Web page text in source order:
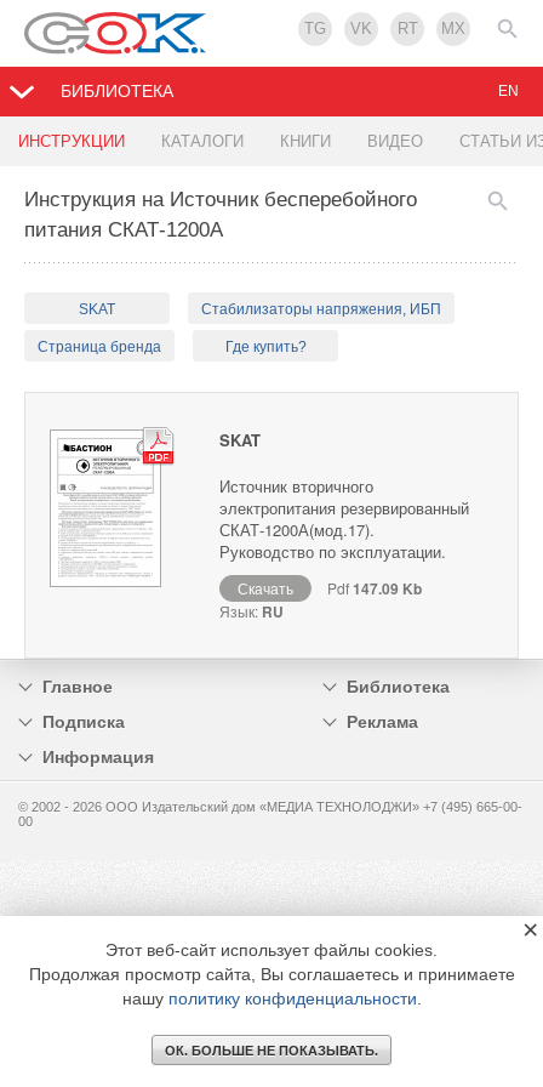
TG VK RT MX
БИБЛИОТЕКА
ИНСТРУКЦИИ КАТАЛОГИ КНИГИ ВИДЕО СТАТЬИ
EN
Инструкция на Источник бесперебойного
питания СКАТ-1200А
SKAT Стабилизаторы напряжения, ИБП
Страница бренда Где купить?
SKAT
Источник вторичного
электропитания резервированный
СКАТ-1200А(мод.17).
Руководство по эксплуатации.
Скачать Pdf147.09 Kb
Язык: RU
Главное
Библиотека
Подписка
Реклама
Информация
© 2002 - 2026 OOO Издательский дом «МЕДИА ТЕХНОЛОДЖИ» +7 (495) 665-00-
00
Этот веб-сайт использует файлы cookies.
Продолжая просмотр сайта, Вы соглашаетесь и принимаете
нашу политику конфиденциальности
ОК. БОЛЬШЕ НЕ ПОКАЗЫВАТЬ.
×